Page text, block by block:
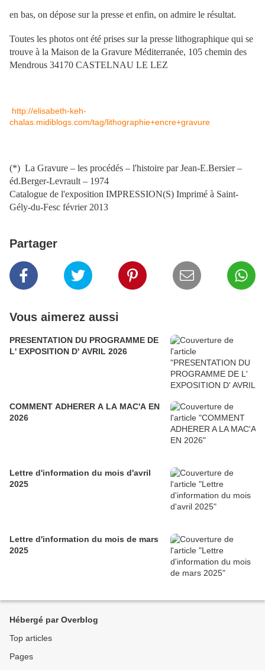
en bas, on dépose sur la presse et enfin, on admire le résultat.
Toutes les photos ont été prises sur la presse lithographique qui se
trouve à la Maison de la Gravure Méditerranée, 105 chemin des
Mendrous 34170 CASTELNAU LE LEZ
http://elisabeth-keh-
chalas.midiblogs.com/tag/lithographie+encre+gravure
(*) La Gravure – les procédés – l'histoire par Jean-E.Bersier –
éd.Berger-Levrault – 1974
Catalogue de l'exposition IMPRESSION(S) Imprimé à Saint-
Gély-du-Fesc février 2013
Partager
Vous aimerez aussi
PRESENTATION DU PROGRAMME DE
L' EXPOSITION D' AVRIL 2026
COMMENT ADHERER A LA MAC'A EN
2026
Lettre d'information du mois d'avril
2025
Lettre d'information du mois de mars
2025
Hébergé par Overblog
Top articles
Pages